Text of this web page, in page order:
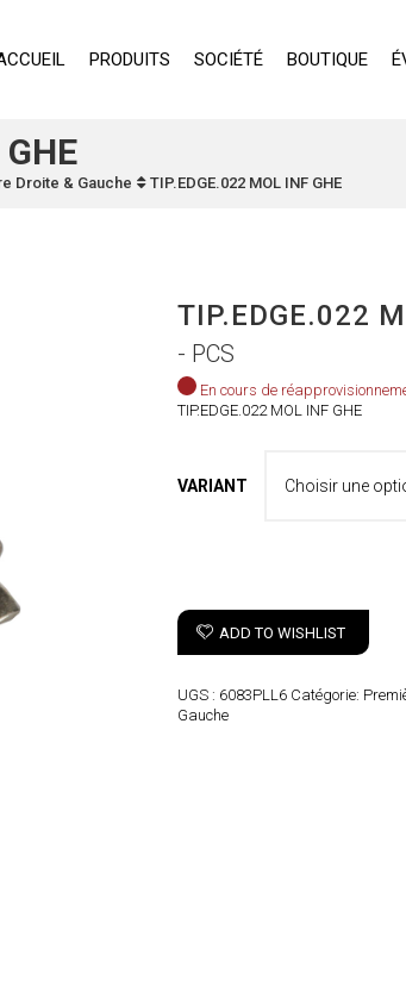
PRODUITS SOCIÉTÉ BOUTIQUE
Droite & Gauche TIP.EDGE.022 MOL INF GHE
TIP.EDGE.022
- PCS
En cours de
TIP.EDGE.022 MOL INF GHE
VARIANT
ADD TO WISHLIST
UGS : 6083PLL6 Catégorie:
Gauche